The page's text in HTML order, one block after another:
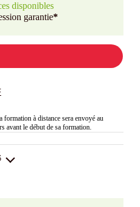
disponibles
garantie*
formation à distance sera envoyé au
avant le début de sa formation.